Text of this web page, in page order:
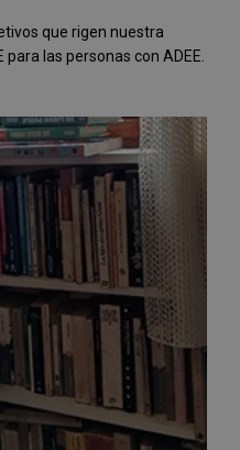
que rigen nuestra
las personas con ADEE.